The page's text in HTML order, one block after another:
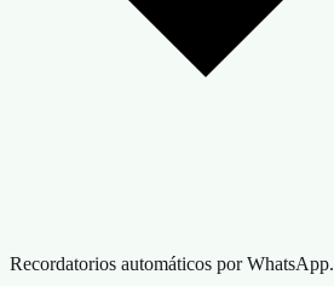
Recordatorios automáticos por WhatsApp.